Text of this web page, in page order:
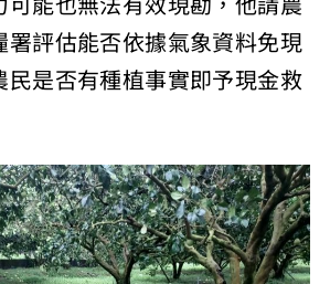
評估能否依據氣象資料免現
是否有種植事實即予現金救